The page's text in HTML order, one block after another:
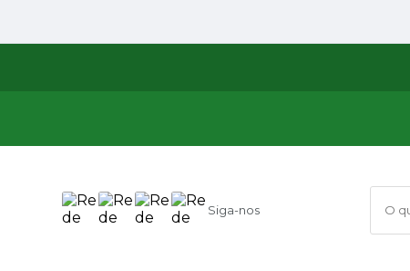
Siga-nos O